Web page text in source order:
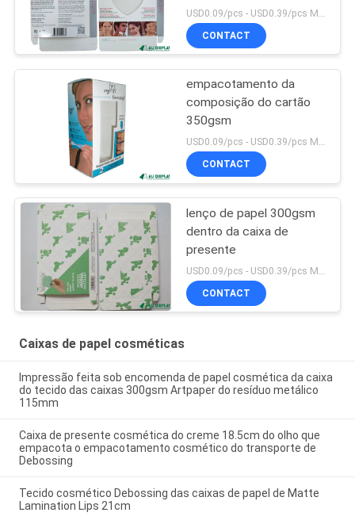
CONTACT
empacotamento da
composição do cartão
350gsm
USD0.09/pcs - USD0.39/pcs MOQ:1000PCS
CONTACT
lenço de papel 300gsm
dentro da caixa de
presente
USD0.09/pcs - USD0.39/pcs MOQ:1000PCS
CONTACT
Caixas de papel cosméticas
Impressão feita sob encomenda de papel cosmética da caixa
do tecido das caixas 300gsm Artpaper do resíduo metálico
115mm
Caixa de presente cosmética do creme 18.5cm do olho que
empacota o empacotamento cosmético do transporte de
Debossing
Tecido cosmético Debossing das caixas de papel de Matte
Lamination Lips 21cm